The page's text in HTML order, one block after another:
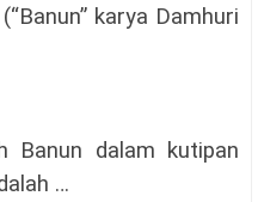
Damhuri
Banun dalam kutipan
…